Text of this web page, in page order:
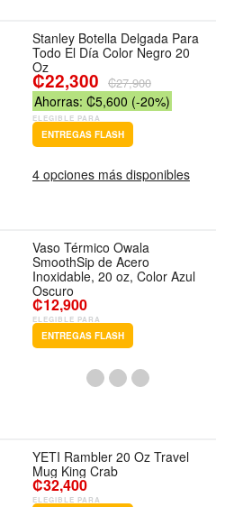
Stanley Botella Delgada Para
Todo El Día Color Negro 20
Oz
₡22,300 ₡27,900
Ahorras: ₡5,600 (-20%)
ELEGIBLE PARA
ENTREGAS FLASH
4 opciones más disponibles
Vaso Térmico Owala
SmoothSip de Acero
Inoxidable, 20 oz, Color Azul
Oscuro
₡12,900
ELEGIBLE PARA
ENTREGAS FLASH
YETI Rambler 20 Oz Travel
Mug King Crab
₡32,400
ELEGIBLE PARA